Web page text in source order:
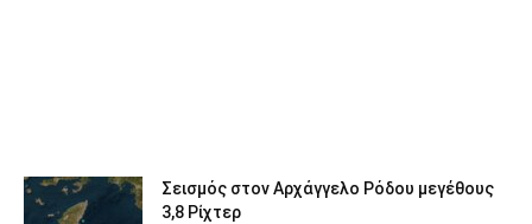
Σεισμός στον Αρχάγγελο Ρόδου μεγέθους
3,8 Ρίχτερ